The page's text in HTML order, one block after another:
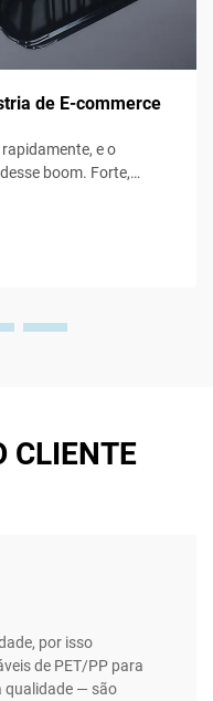
de E-commerce
e o
boom. Forte,
CLIENTE
por isso
de PET/PP para
qualidade — são